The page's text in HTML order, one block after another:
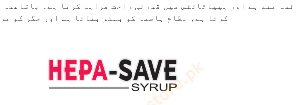
مند ہے اور ہیپاٹائٹس میں قدرتی راحت فراہم کرتا ہے۔
کرتا ہے، نظامِ ہاضمہ کو بہتر بناتا ہے اور جگر کو